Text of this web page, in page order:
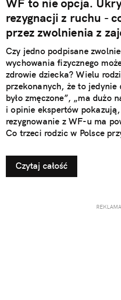
WF to nie opcja.
rezygnacji z ruchu -
przez zwolnienia z
Czy jedno podpisane
wychowania fizycznego
zdrowie dziecka? Wielu
przekonanych, że to jedynie
było zmęczone”, „ma dużo
i opinie ekspertów
rezygnowanie z WF-u ma
Co trzeci rodzic w Polsce
ruchowych. Ta pozornie
dłuższej perspektywie
na prawidłowy rozwój i
ujawniają się dopiero w
Czytaj całość
REKLAMA